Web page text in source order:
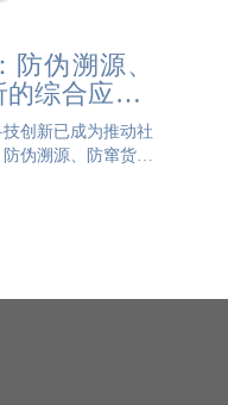
伪溯源、
综合应用 |
创新已成为推动社
伪溯源、防窜货与
明、高效、安全的